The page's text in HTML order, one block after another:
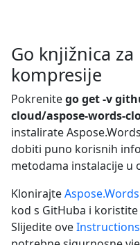
Go knjižnica
kompresije
Pokrenitego get -v
cloud/aspose-words-
instalirate
dobiti puno korisnih
metodama instalacije u
Klonirajte
kod s GitHuba i
Slijedite oveInstructions